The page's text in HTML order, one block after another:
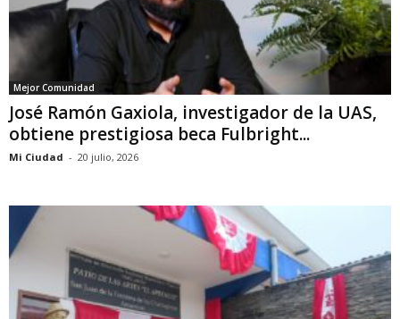
Mejor Comunidad
José Ramón Gaxiola, investigador de la UAS,
obtiene prestigiosa beca Fulbright...
Mi Ciudad - 20 julio, 2026